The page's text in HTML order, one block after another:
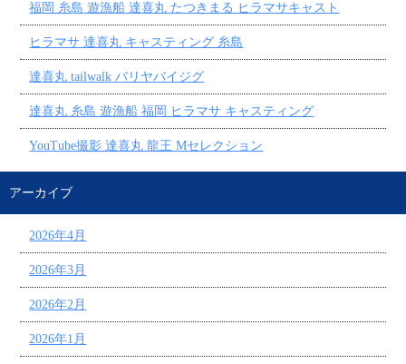
福岡 糸島 遊漁船 達喜丸 たつきまる ヒラマサキャスト
ヒラマサ 達喜丸 キャスティング 糸島
達喜丸 tailwalk バリヤバイジグ
達喜丸 糸島 遊漁船 福岡 ヒラマサ キャスティング
YouTube撮影 達喜丸 龍王 Mセレクション
アーカイブ
2026年4月
2026年3月
2026年2月
2026年1月